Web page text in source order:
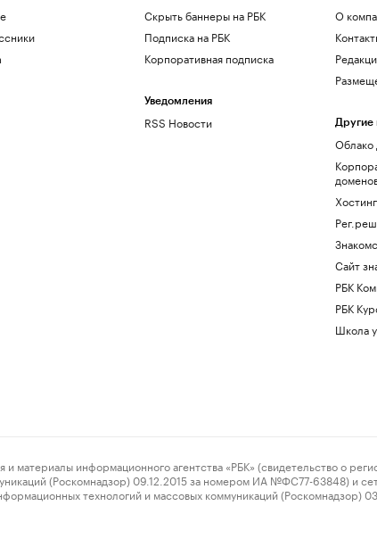
Скрыть баннеры на РБК
Подписка на РБК
Корпоративная подписка
Уведомления
RSS Новости
О
Другие
Облако
Сайт
РБК
РБК
Школа
информационного агентства «РБК» (свидетельство о
(Роскомнадзор) 09.12.2015 за номером ИА №ФС77-63848) и
технологий и массовых коммуникаций